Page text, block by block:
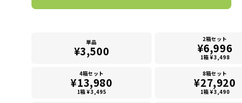
単品
¥3,500
2箱セット
¥6,996
1箱 ¥3,498
4箱セット
¥13,980
1箱 ¥3,495
8箱セット
¥27,920
1箱 ¥3,490